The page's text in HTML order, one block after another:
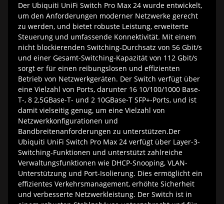
Der Ubiquiti UniFi Switch Pro Max 24 wurde entwickelt,
um den Anforderungen moderner Netzwerke gerecht
zu werden, und bietet robuste Leistung, erweiterte
Steuerung und umfassende Konnektivität. Mit einem
nicht blockierenden Switching-Durchsatz von 56 Gbit/s
und einer Gesamt-Switching-Kapazität von 112 Gbit/s
sorgt er für einen reibungslosen und effizienten
Betrieb von Netzwerkgeräten. Der Switch verfügt über
eine Vielzahl von Ports, darunter 16 10/100/1000 Base-
T-, 8 2,5GBase-T- und 2 10GBase-T SFP+-Ports, und ist
damit vielseitig genug, um eine Vielzahl von
Netzwerkkonfigurationen und
Bandbreitenanforderungen zu unterstützen.Der
Ubiquiti UniFi Switch Pro Max 24 verfügt über Layer-3-
Switching-Funktionen und unterstützt zahlreiche
Verwaltungsfunktionen wie DHCP-Snooping, VLAN-
Unterstützung und Port-Isolierung. Dies ermöglicht ein
effizientes Verkehrsmanagement, erhöhte Sicherheit
und verbesserte Netzwerkleistung. Der Switch ist in